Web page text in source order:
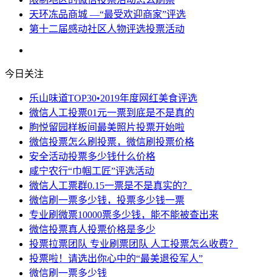
天环冻品商城 —“最受欢迎商家”评选
第十二届感动社区人物评选投票活动
今日关注
乐山味道TOP30•2019年度网红美食评选
微信人工投票01元一票到底是不是真的
朐悦留园样板间最美照片投票开始啦
微信投票怎么刷投票，微信刷投票价格
安全活动投票多少钱什么价格
咸宁农行“巾帼工匠”评选活动
微信人工票群0.15一票是不是真实的？
微信刷一票多少钱，投票多少钱一票
专业刷微票10000票多少钱，能不能被查出来
微信投票真人投票价格是多少
投票拉票团队 专业刷票团队 人工投票怎么收费？
投票啦！请选出你心中的“最美退役军人”
微信刷一票多少钱